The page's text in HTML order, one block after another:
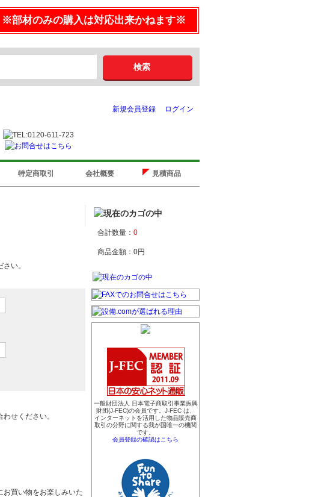
※部材のみの購入は対応出来かねます※
ログイン
新規会員登録
特定商取引 会社概要 見積商品
い。
せください。
お買い物をお楽しみいた
合計数量： 0
商品金額： 0円
一般財団法人 日本電子商取引事業振興
財団(J-FEC)の会員です。J-FEC は、
インターネットを活用した物品販売商
取引の分野に関する我が国唯一の機関
です。
会員登録の確認はこちら